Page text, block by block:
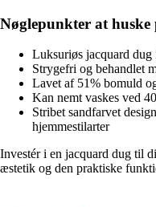
Nøglepunkter at huske
Luksuriøs jacquard
Strygefri og behandlet
Lavet af 51% bomuld
Kan nemt vaskes ved
Stribet sandfarvet
hjemmestilarter
Investér i en jacquard dug til
æstetik og den praktiske